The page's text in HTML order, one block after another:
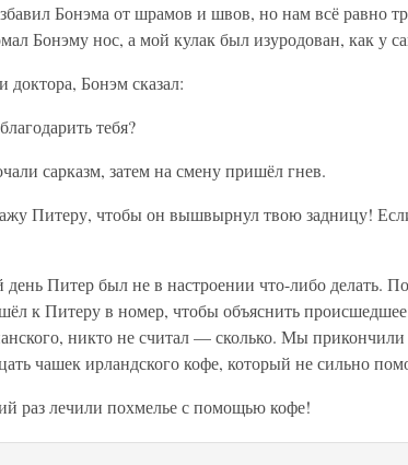
Бонэма от шрамов и швов, но нам всё равно
Бонэму нос, а мой кулак был изуродован, как у
Бонэм сказал:
тебя?
сарказм, затем на смену пришёл гнев.
Питеру, чтобы он вышвырнул твою задницу!
Питер был не в настроении что-либо делать.
к Питеру в номер, чтобы объяснить
никто не считал — сколько. Мы
чашек ирландского кофе, который не сильно
раз лечили похмелье с помощью кофе!